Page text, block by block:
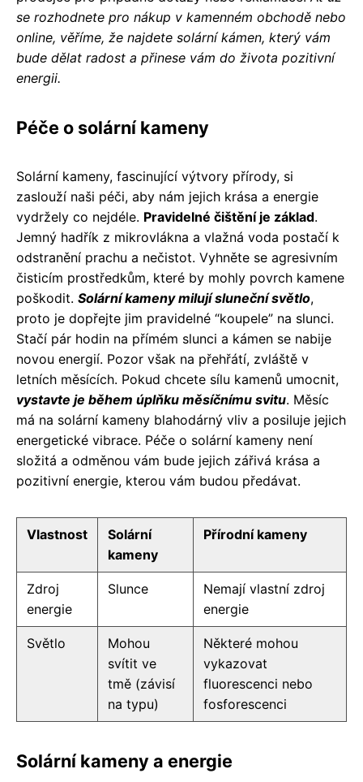
se rozhodnete pro nákup v kamenném obchodě nebo
online, věříme, že najdete solární kámen, který vám
bude dělat radost a přinese vám do života pozitivní
energii.
Péče o solární kameny
Solární kameny, fascinující výtvory přírody, si
zaslouží naši péči, aby nám jejich krása a energie
vydržely co nejdéle. Pravidelné čištění je základ.
Jemný hadřík z mikrovlákna a vlažná voda postačí k
odstranění prachu a nečistot. Vyhněte se agresivním
čisticím prostředkům, které by mohly povrch kamene
poškodit. Solární kameny milují sluneční světlo,
proto je dopřejte jim pravidelné “koupele” na slunci.
Stačí pár hodin na přímém slunci a kámen se nabije
novou energií. Pozor však na přehřátí, zvláště v
letních měsících. Pokud chcete sílu kamenů umocnit,
vystavte je během úplňku měsíčnímu svitu. Měsíc
má na solární kameny blahodárný vliv a posiluje jejich
energetické vibrace. Péče o solární kameny není
složitá a odměnou vám bude jejich zářivá krása a
pozitivní energie, kterou vám budou předávat.
Vlastnost
Solární
kameny
Přírodní kameny
Zdroj
energie
Slunce
Nemají vlastní zdroj
energie
Světlo
Mohou
svítit ve
tmě (závisí
na typu)
Některé mohou
vykazovat
fluorescenci nebo
fosforescenci
Solární kameny a energie